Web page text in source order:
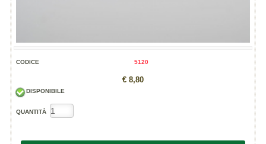
CODICE 5120
€ 8,80
DISPONIBILE
QUANTITÀ